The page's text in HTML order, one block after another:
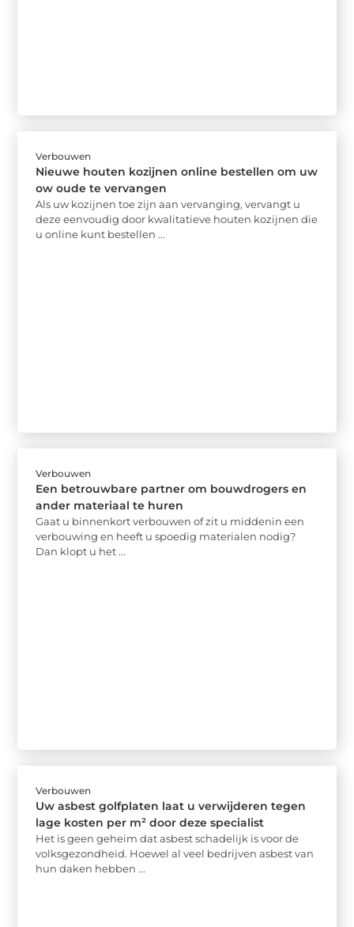
Verbouwen
Nieuwe houten kozijnen online bestellen om uw
ow oude te vervangen
Als uw kozijnen toe zijn aan vervanging, vervangt u
deze eenvoudig door kwalitatieve houten kozijnen die
u online kunt bestellen ...
Verbouwen
Een betrouwbare partner om bouwdrogers en
ander materiaal te huren
Gaat u binnenkort verbouwen of zit u middenin een
verbouwing en heeft u spoedig materialen nodig?
Dan klopt u het ...
Verbouwen
Uw asbest golfplaten laat u verwijderen tegen
lage kosten per m² door deze specialist
Het is geen geheim dat asbest schadelijk is voor de
volksgezondheid. Hoewel al veel bedrijven asbest van
hun daken hebben ...